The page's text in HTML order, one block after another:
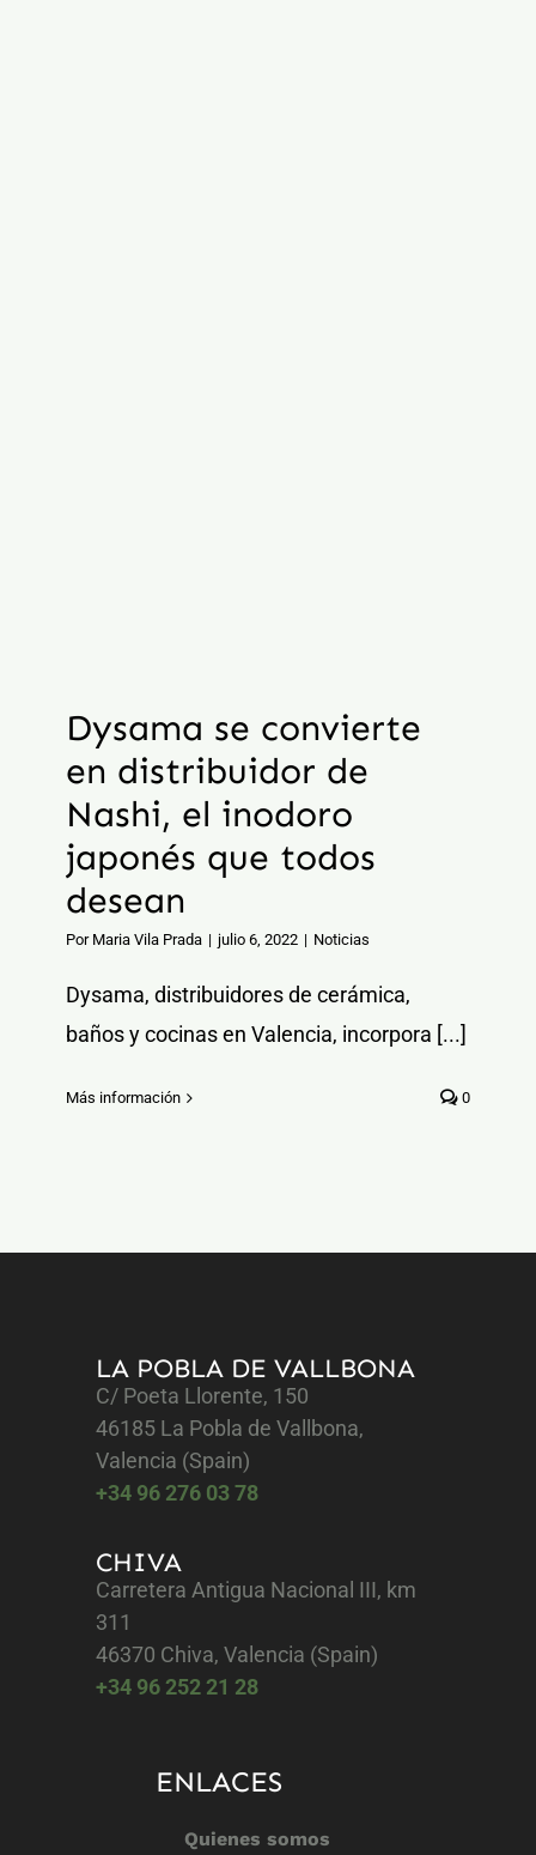
Dysama se convierte
en distribuidor de
Nashi, el inodoro
japonés que todos
desean
Por Maria Vila Prada | julio 6, 2022 | Noticias
Dysama, distribuidores de cerámica,
baños y cocinas en Valencia, incorpora [...]
Más información 0
LA POBLA DE VALLBONA
C/ Poeta Llorente, 150
46185 La Pobla de Vallbona,
Valencia (Spain)
+34 96 276 03 78
CHIVA
Carretera Antigua Nacional III, km
311
46370 Chiva, Valencia (Spain)
+34 96 252 21 28
ENLACES
Quienes somos